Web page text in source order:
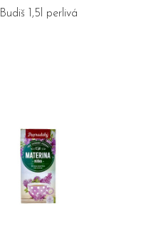
Budiš 1,5l perlivá